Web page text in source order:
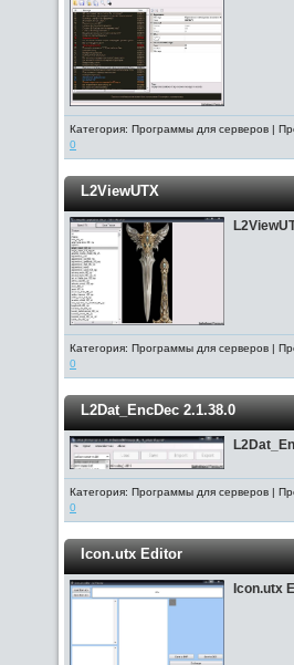
Категория: Программы для серверов |
0
L2ViewUTX
Категория: Программы для серверов |
0
L2Dat_EncDec 2.1.38.0
Категория: Программы для серверов |
0
Icon.utx Editor
Icon.utx